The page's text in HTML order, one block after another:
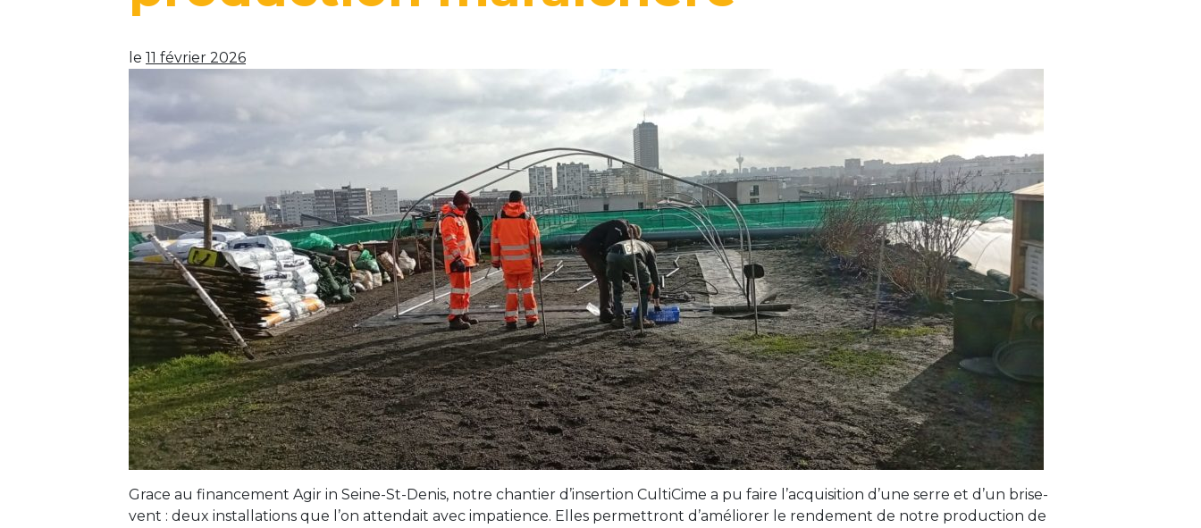
le 11 février 2026
Grace au financement Agir in Seine-St-Denis, notre chantier d’insertion CultiCime a pu faire l’acquisition d’une serre et d’un brise-
vent : deux installations que l’on attendait avec impatience. Elles permettront d’améliorer le rendement de notre production de